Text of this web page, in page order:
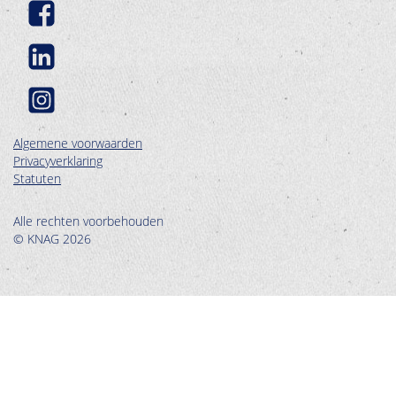
Algemene voorwaarden
Privacyverklaring
Statuten
Alle rechten voorbehouden
© KNAG 2026